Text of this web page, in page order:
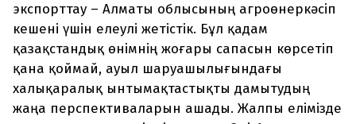
экспорттау – Алматы облысының агроөнеркәсіп
кешені үшін елеулі жетістік. Бұл қадам
қазақстандық өнімнің жоғары сапасын көрсетіп
қана қоймай, ауыл шаруашылығындағы
халықаралық ынтымақтастықты дамытудың
жаңа перспективаларын ашады. Жалпы елімізде